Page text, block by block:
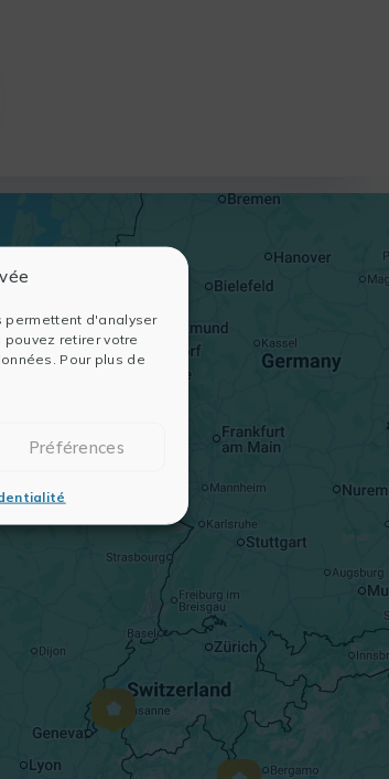
permettent d'analyser
retirer votre
Pour plus de
Préférences